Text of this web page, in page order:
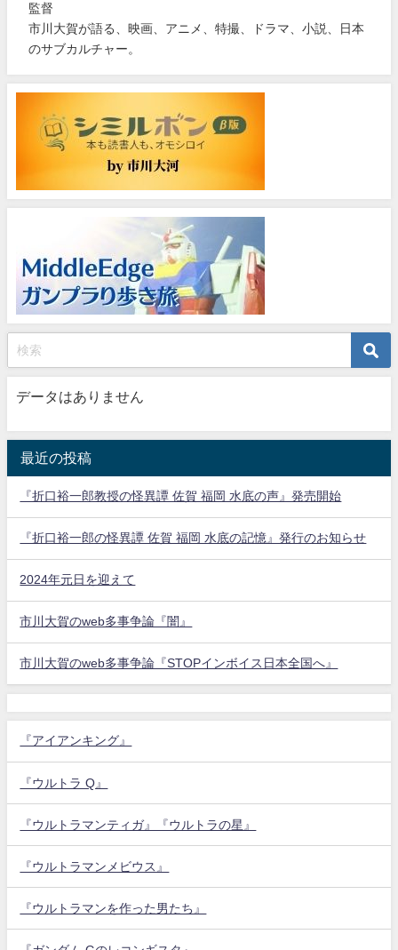
監督
市川大賀が語る、映画、アニメ、特撮、ドラマ、小説、日本
のサブカルチャー。
データはありません
最近の投稿
『折口裕一郎教授の怪異譚 佐賀 福岡 水底の声』発売開始
『折口裕一郎の怪異譚 佐賀 福岡 水底の記憶』発行のお知らせ
2024年元日を迎えて
市川大賀のweb多事争論『闇』
市川大賀のweb多事争論『STOPインボイス日本全国へ』
『アイアンキング』
『ウルトラ Q』
『ウルトラマンティガ』『ウルトラの星』
『ウルトラマンメビウス』
『ウルトラマンを作った男たち』